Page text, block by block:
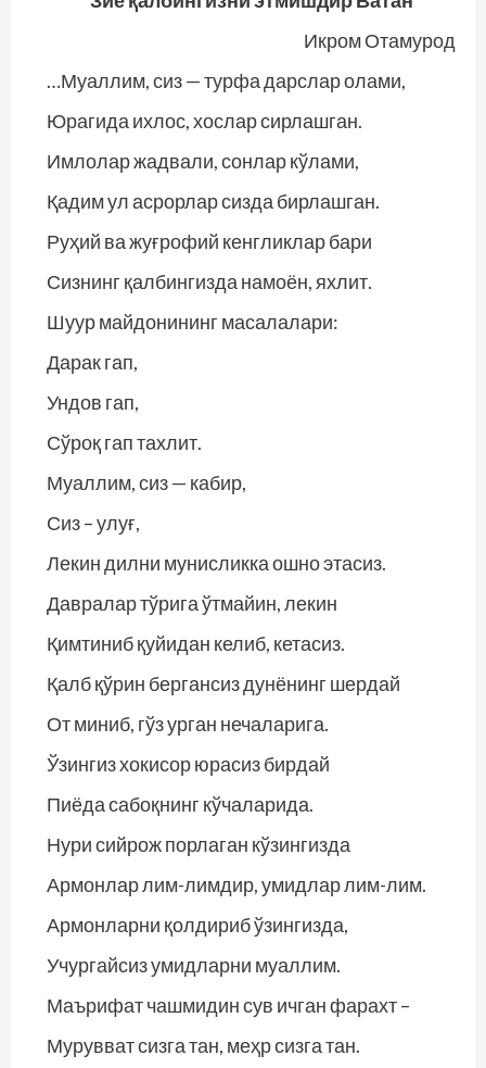
Икром Отамурод
…Муаллим, сиз — турфа дарслар олами,
Юрагида ихлос, хослар сирлашган.
Имлолар жадвали, сонлар кўлами,
Қадим ул асрорлар сизда бирлашган.
Руҳий ва жуғрофий кенгликлар бари
Сизнинг қалбингизда намоён, яхлит.
Шуур майдонининг масалалари:
Дарак гап,
Ундов гап,
Сўроқ гап тахлит.
Муаллим, сиз — кабир,
Сиз – улуғ,
Лекин дилни мунисликка ошно этасиз.
Давралар тўрига ўтмайин, лекин
Қимтиниб қуйидан келиб, кетасиз.
Қалб қўрин бергансиз дунёнинг шердай
От миниб, гўз урган нечаларига.
Ўзингиз хокисор юрасиз бирдай
Пиёда сабоқнинг кўчаларида.
Нури сийрож порлаган кўзингизда
Армонлар лим-лимдир, умидлар лим-лим.
Армонларни қолдириб ўзингизда,
Учургайсиз умидларни муаллим.
Маърифат чашмидин сув ичган фарахт –
Мурувват сизга тан, меҳр сизга тан.